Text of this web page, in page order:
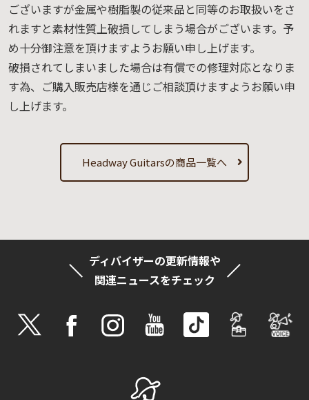
ございますが金属や樹脂製の従来品と同等のお取扱いをさ
れますと素材性質上破損してしまう場合がございます。予
め十分御注意を頂けますようお願い申し上げます。
破損されてしまいました場合は有償での修理対応となりま
す為、ご購入販売店様を通じご相談頂けますようお願い申
し上げます。
Headway Guitarsの商品一覧へ
ディバイザーの更新情報や
関連ニュースをチェック